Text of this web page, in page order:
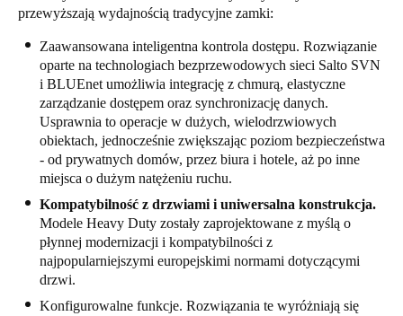
przewyższają wydajnością tradycyjne zamki:
Zaawansowana inteligentna kontrola dostępu. Rozwiązanie
oparte na technologiach bezprzewodowych sieci Salto SVN
i BLUEnet umożliwia integrację z chmurą, elastyczne
zarządzanie dostępem oraz synchronizację danych.
Usprawnia to operacje w dużych, wielodrzwiowych
obiektach, jednocześnie zwiększając poziom bezpieczeństwa
- od prywatnych domów, przez biura i hotele, aż po inne
miejsca o dużym natężeniu ruchu.
Kompatybilność z drzwiami i uniwersalna konstrukcja.
Modele Heavy Duty zostały zaprojektowane z myślą o
płynnej modernizacji i kompatybilności z
najpopularniejszymi europejskimi normami dotyczącymi
drzwi.
Konfigurowalne funkcje. Rozwiązania te wyróżniają się